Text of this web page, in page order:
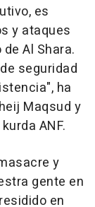
es
y ataques
Al Shara.
seguridad
ha
Maqsud y
ANF.
y
gente en
en